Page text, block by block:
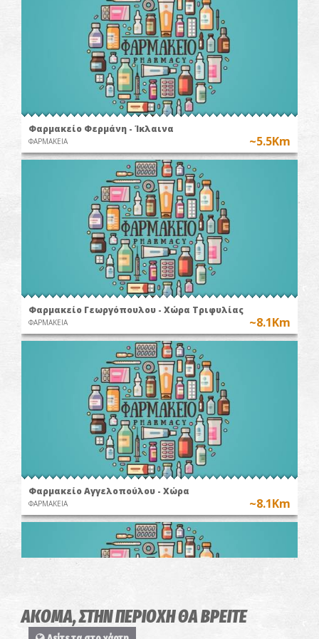
Φαρμακείο Φερμάνη - Ίκλαινα
ΦΑΡΜΑΚΕΙΑ ~5.5Km
Φαρμακείο Γεωργόπουλου - Χώρα Τριφυλίας
ΦΑΡΜΑΚΕΙΑ ~8.1Km
Φαρμακείο Αγγελοπούλου - Χώρα
ΦΑΡΜΑΚΕΙΑ ~8.1Km
ΑΚΟΜΑ, ΣΤΗΝ ΠΕΡΙΟΧΗ ΘΑ ΒΡΕΙΤΕ